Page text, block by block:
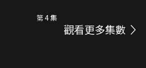
第 4 集
觀看更多集數